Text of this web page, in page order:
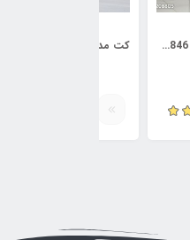
کت و شلوار مدل زاهره کد 6230846 کت مدل سروشا کد 6218735